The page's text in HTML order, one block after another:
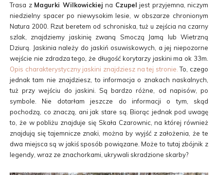
Trasa z Magurki Wilkowickiej na Czupel jest przyjemna, niczym
niedzielny spacer po niewysokim lesie, w obszarze chronionym
Natura 2000. Rzut beretem od schroniska, tuż u zejścia na czarny
szlak, znajdziemy jaskinię zwaną Smoczą Jamą lub Wietrzną
Dziurą. Jaskinia należy do jaskiń osuwiskowych, a jej niepozorne
wejście nie zdradza tego, że długość korytarzy jaskini ma ok 33m.
Opis charakterystyczny jaskini znajdziesz na tej stronie. To, czego
jednak tam nie znajdziesz, to informacja o znakach naskalnych,
tuż przy wejściu do jaskini. Są bardzo różne, od napisów, po
symbole. Nie dotarłam jeszcze do informacji o tym, skąd
pochodzą, co znaczą, ani jak stare są. Biorąc jednak pod uwagę
to, że w pobliżu znajduje się Skała Czarownic, na której również
znajdują się tajemnicze znaki, można by wyjść z założenia, że te
dwa miejsca są w jakiś sposób powiązane. Może to tutaj zbójnik z
legendy, wraz ze znachorkami, ukrywali skradzione skarby?